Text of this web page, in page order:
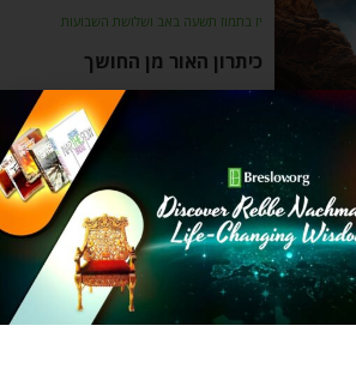
יז בתמוז תשעה באב ושלושת השבועות
כיתרון האור מן החושך
by
Yaacov Hertzberg
אדם שחולה, מהיכן נובע
צערו הגדול? דווקא בגלל
שהוא יודע שיש מצב תקין
שבו